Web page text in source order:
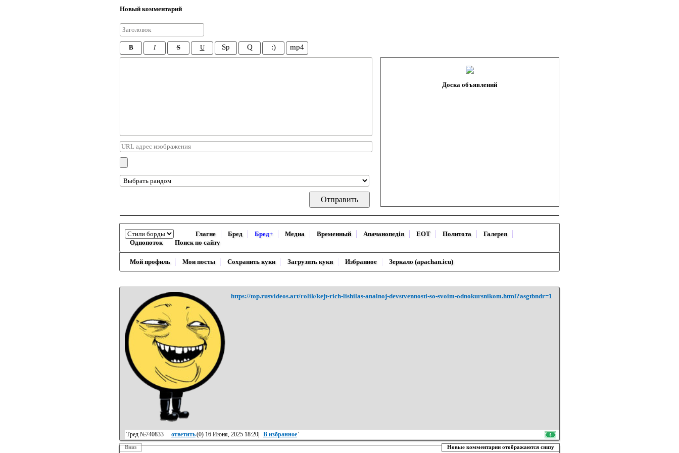
Новый комментарий
B I S U Sp Q :) mp4
Доска объявлений
Глагне Бред Бред+ Медиа Временный Апачанопедiя ЕОТ Политота
Галерея
Однопоток
Поиск по сайту
Мой профиль Мои посты Сохранить куки Загрузить куки Избранное Зеркало (apachan.icu)
https://top.rusvideos.art/rolik/kejt-rich-lishilas-analnoj-devstvennosti-so-svoim-odnokursnikom.html?asgtbndr=1
Тред №740833 ответить(0) 16 Июня, 2025 18:20| В избранное'
Вниз Новые комментарии отображаются снизу